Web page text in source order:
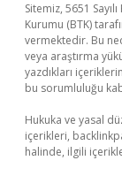
Sitemiz, 5651
Kurumu (BTK)
vermektedir. Bu
veya araştırma
yazdıkları
bu sorumluluğu
Hukuka ve yasal
içerikleri,
halinde, ilgili